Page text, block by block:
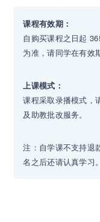
课程有效期：
自购买课程之日起
为准，请同学在有效
上课模式：
课程采取录播模式，
及助教批改服务。
注：自学课不支持退
名之后还请认真学习。